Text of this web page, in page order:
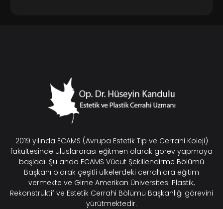
2019 yılında ECAMS (Avrupa Estetik Tıp ve Cerrahi Koleji)
fakültesinde uluslararası eğitmen olarak görev yapmaya
başladı. Şu anda ECAMS Vücut Şekillendirme Bölümü
Başkanı olarak çeşitli ülkelerdeki cerrahlara eğitim
vermekte ve Girne Amerikan Üniversitesi Plastik,
Rekonstrüktif ve Estetik Cerrahi Bölümü Başkanlığı görevini
yürütmektedir.